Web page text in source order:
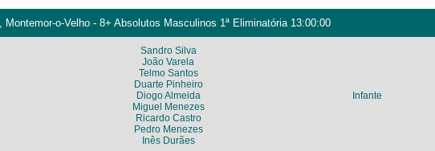
Montemor-o-Velho - 8+ Absolutos Masculinos 1ª Eliminatória 13:00:00
Sandro Silva
João Varela
Telmo Santos
Duarte Pinheiro
Diogo Almeida
Miguel Menezes
Ricardo Castro
Pedro Menezes
Inês Durães
Infante